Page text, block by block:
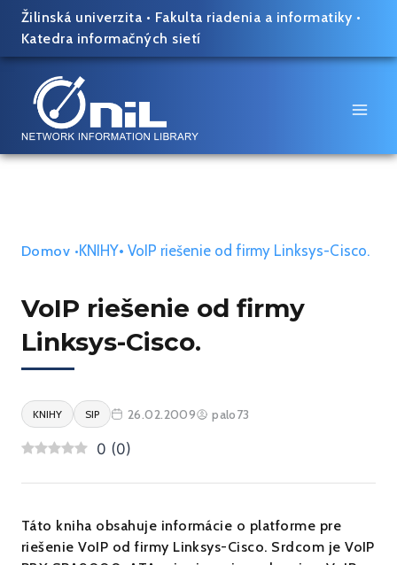
Skip
content
Žilinská univerzita • Fakulta riadenia a informatiky •
Katedra informačných sietí
Domov • KNIHY• VoIP riešenie od firmy Linksys-Cisco.
VoIP riešenie od firmy
Linksys-Cisco.
KNIHY SIP 26.02.2009 palo73
0 (0)
Táto kniha obsahuje informácie o platforme pre
riešenie VoIP od firmy Linksys-Cisco. Srdcom je VoIP